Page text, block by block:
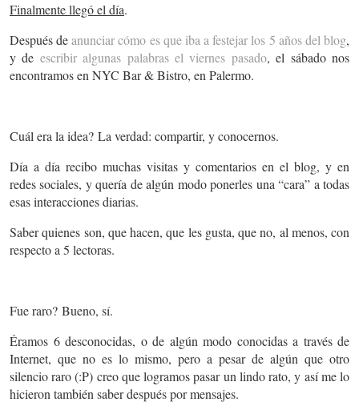
Finalmente llegó el día.
Después deanunciar cómo es que iba a festejar los 5 años del blog,
y de escribir algunas palabras el viernes pasado, el sábado nos
encontramos en NYC Bar & Bistro, en Palermo.
Cuál era la idea? La verdad: compartir, y conocernos.
Día a día recibo muchas visitas y comentarios en el blog, y en
redes sociales, y quería de algún modo ponerles una “cara” a todas
esas interacciones diarias.
Saber quienes son, que hacen, que les gusta, que no, al menos, con
respecto a 5 lectoras.
Fue raro? Bueno, sí.
Éramos 6 desconocidas, o de algún modo conocidas a través de
Internet, que no es lo mismo, pero a pesar de algún que otro
silencio raro (:P) creo que logramos pasar un lindo rato, y así me lo
hicieron también saber después por mensajes.